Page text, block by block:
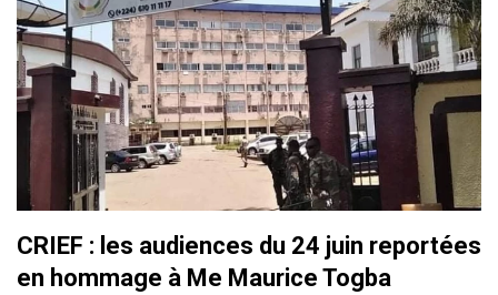
CRIEF : les audiences du 24 juin reportées
en hommage à Me Maurice Togba